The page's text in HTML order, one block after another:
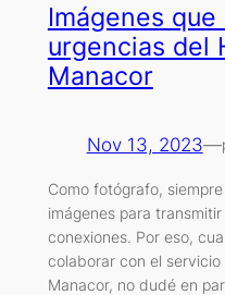
Imágenes
urgencias del
Manacor
Nov 13, 2023—
Como fotógrafo,
imágenes para
conexiones. Por eso,
colaborar con el
Manacor, no dudé en